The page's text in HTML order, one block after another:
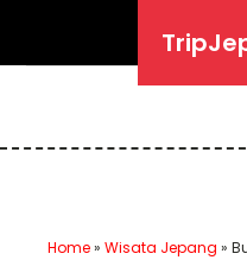
Home» Wisata Jepang »